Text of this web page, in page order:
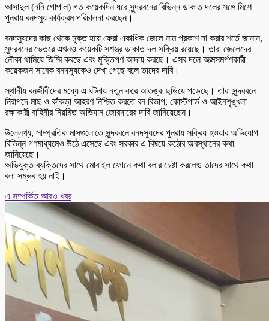
আসাদুল (ননি গোপাল) গত কয়েকদিন ধরে সুন্দরবনের বিভিন্ন ডাকাত দলের সঙ্গে মিশে
পুনরায় বনদস্যু কার্যক্রম পরিচালনা করছেন।
বনদস্যুদের কাছ থেকে মুক্ত হয়ে ফেরা একাধিক জেলে নাম প্রকাশ না করার শর্তে জানান,
সুন্দরবনের ভেতরে এখনও কয়েকটি সশস্ত্র ডাকাত দল সক্রিয় রয়েছে। তারা জেলেদের
নৌকা থামিয়ে জিম্মি করছে এবং মুক্তিপণ আদায় করছে। এসব দলে আত্মসমর্পণকারী
কয়েকজন সাবেক বনদস্যুকেও দেখা গেছে বলে তাদের দাবি।
স্থানীয় বনজীবীদের মধ্যে এ ঘটনায় নতুন করে আতঙ্ক ছড়িয়ে পড়েছে। তারা সুন্দরবনে
নিরাপদে মাছ ও কাঁকড়া আহরণ নিশ্চিত করতে বন বিভাগ, কোস্টগার্ড ও আইনশৃঙ্খলা
রক্ষাকারী বাহিনীর নিয়মিত অভিযান জোরদারের দাবি জানিয়েছেন।
উল্লেখ্য, সাম্প্রতিক মাসগুলোতে সুন্দরবনে বনদস্যুদের পুনরায় সক্রিয় হওয়ার অভিযোগ
বিভিন্ন গণমাধ্যমেও উঠে এসেছে এবং সরকার এ বিষয়ে কঠোর অবস্থানের কথা
জানিয়েছে।
অভিযুক্ত ব্যক্তিদের সাথে মোবাইল ফোনে কথা বলার চেষ্টা করলেও তাদের সাথে কথা
বলা সম্ভব হয় নাই।
এ সম্পর্কিত আরও খবর